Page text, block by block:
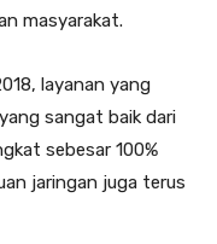
masyarakat.
layanan yang
sangat baik dari
sebesar 100%
jaringan juga terus